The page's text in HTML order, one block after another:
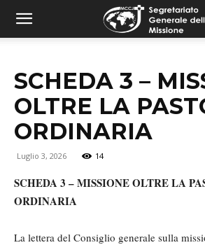
combonimission.net
SCHEDA 3 –
OLTRE LA
ORDINARIA
Luglio 3, 2026 14
SCHEDA 3 – MISSIONE OLTRE LA
ORDINARIA
La lettera del Consiglio generale sulla